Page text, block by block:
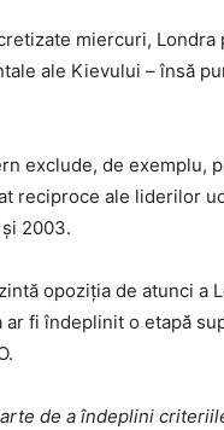
miercuri, Londra
ale Kievului – însă
exclude, de exemplu,
reciproce ale liderilor
2003.
opoziţia de atunci a
ar fi îndeplinit o etapă
de a îndeplini